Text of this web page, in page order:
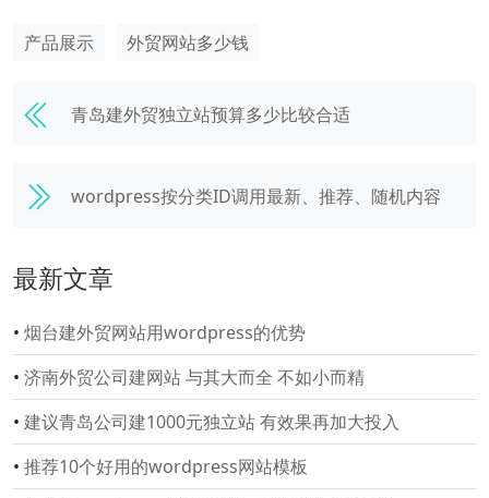
产品展示 外贸网站多少钱
青岛建外贸独立站预算多少比较合适
wordpress按分类ID调用最新、推荐、随机内容
最新文章
• 烟台建外贸网站用wordpress的优势
• 济南外贸公司建网站 与其大而全 不如小而精
• 建议青岛公司建1000元独立站 有效果再加大投入
• 推荐10个好用的wordpress网站模板